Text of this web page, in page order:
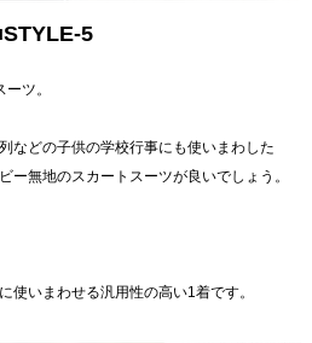
5
ツ。
などの子供の学校行事にも使いまわした
ー無地のスカートスーツが良いでしょう。
使いまわせる汎用性の高い1着です。